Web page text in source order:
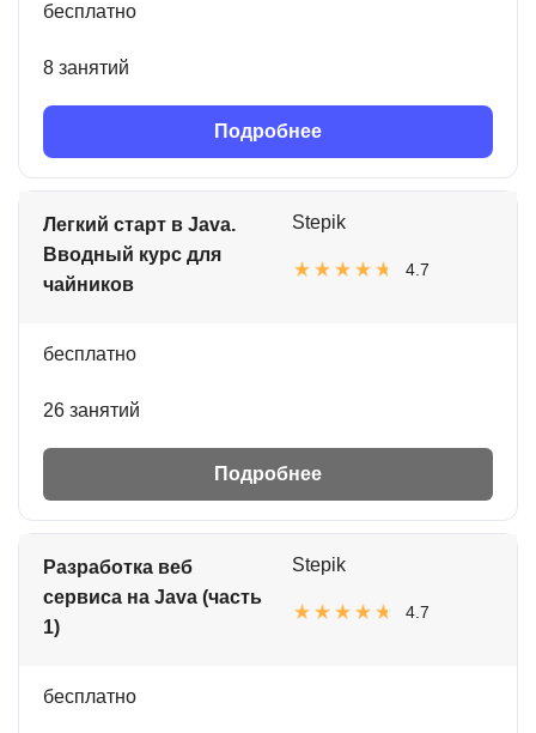
бесплатно
8 занятий
Подробнее
Легкий старт в Java.
Вводный курс для
чайников
Stepik
4.7
бесплатно
26 занятий
Подробнее
Разработка веб
сервиса на Java (часть
1)
Stepik
4.7
бесплатно